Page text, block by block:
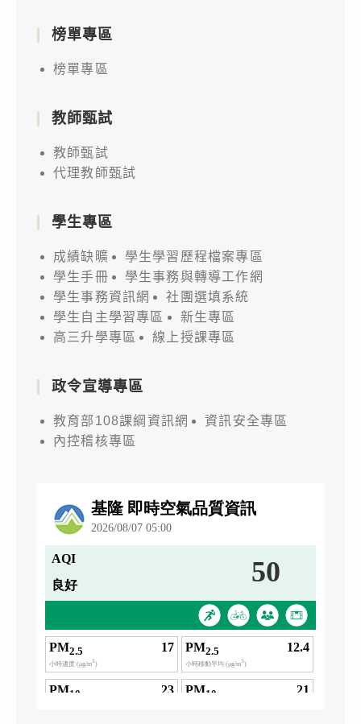
榜單專區
榜單專區
教師甄試
教師甄試
代理教師甄試
學生專區
成績缺曠
學生學習歷程檔案專區
學生手冊
學生事務與轉導工作網
學生事務資訊網
社團選填系統
學生自主學習專區
新生專區
高三升學專區
線上授課專區
政令宣導專區
教育部108課綱資訊網
資訊安全專區
內控稽核專區